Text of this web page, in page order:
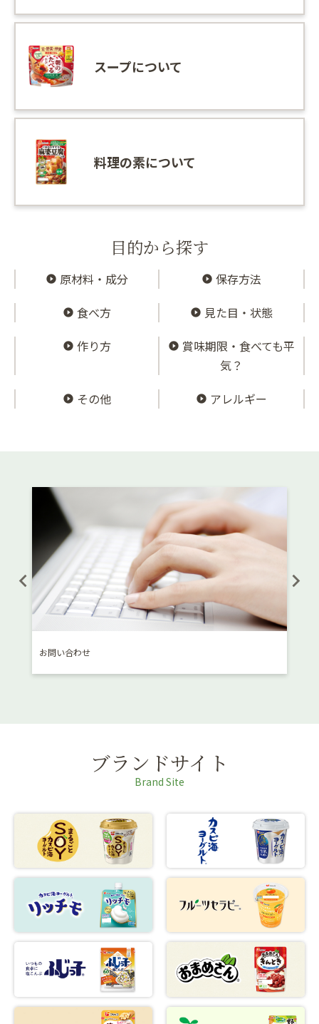
スープについて
料理の素について
目的から探す
原材料・成分
保存方法
食べ方
見た目・状態
作り方
賞味期限・食べても平
気？
その他
アレルギー
お問い合わせ
ブランドサイト
Brand Site